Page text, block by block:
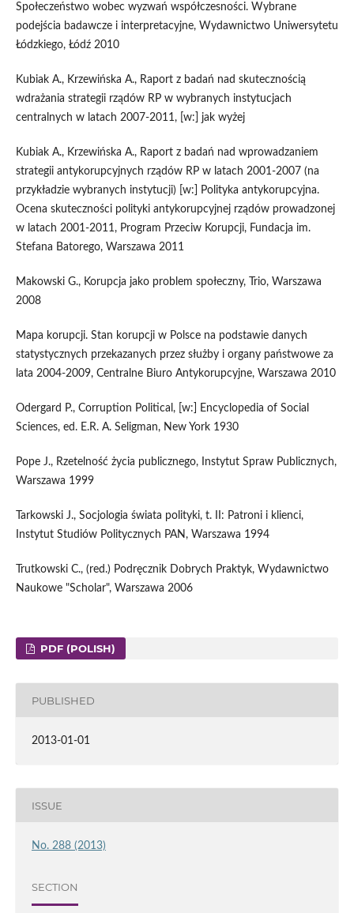
Społeczeństwo wobec wyzwań współczesności. Wybrane
podejścia badawcze i interpretacyjne, Wydawnictwo Uniwersytetu
Łódzkiego, Łódź 2010
Kubiak A., Krzewińska A., Raport z badań nad skutecznością
wdrażania strategii rządów RP w wybranych instytucjach
centralnych w latach 2007-2011, [w:] jak wyżej
Kubiak A., Krzewińska A., Raport z badań nad wprowadzaniem
strategii antykorupcyjnych rządów RP w latach 2001-2007 (na
przykładzie wybranych instytucji) [w:] Polityka antykorupcyjna.
Ocena skuteczności polityki antykorupcyjnej rządów prowadzonej
w latach 2001-2011, Program Przeciw Korupcji, Fundacja im.
Stefana Batorego, Warszawa 2011
Makowski G., Korupcja jako problem społeczny, Trio, Warszawa
2008
Mapa korupcji. Stan korupcji w Polsce na podstawie danych
statystycznych przekazanych przez służby i organy państwowe za
lata 2004-2009, Centralne Biuro Antykorupcyjne, Warszawa 2010
Odergard P., Corruption Political, [w:] Encyclopedia of Social
Sciences, ed. E.R. A. Seligman, New York 1930
Pope J., Rzetelność życia publicznego, Instytut Spraw Publicznych,
Warszawa 1999
Tarkowski J., Socjologia świata polityki, t. II: Patroni i klienci,
Instytut Studiów Politycznych PAN, Warszawa 1994
Trutkowski C., (red.) Podręcznik Dobrych Praktyk, Wydawnictwo
Naukowe "Scholar", Warszawa 2006
PDF (POLISH)
PUBLISHED
2013-01-01
ISSUE
No. 288 (2013)
SECTION